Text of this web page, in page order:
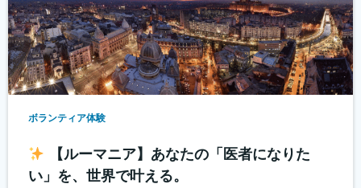
ボランティア体験
【ルーマニア】あなたの「医者になりた
い」を、世界で叶える。